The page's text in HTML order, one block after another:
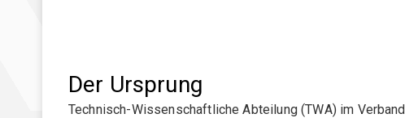
Vorstand
Der Ursprung
Technisch-Wissenschaftliche Abteilung (TWA) im